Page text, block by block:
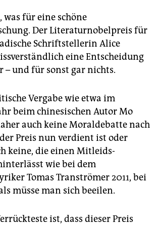
was für eine schöne
Der Literaturnobelpreis für
Schriftstellerin Alice
eine Entscheidung
– und für sonst gar nichts.
Vergabe wie etwa im
beim chinesischen Autor Mo
auch keine Moraldebatte nach
Preis nun verdient ist oder
keine, die einen Mitleids-
wie bei dem
Tomas Tranströmer 2011, bei
müsse man sich beeilen.
ist, dass dieser Preis